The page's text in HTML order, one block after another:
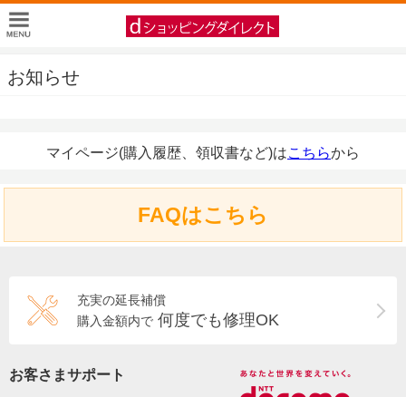
お知らせ
マイページ(購入履歴、領収書など)はこちらから
FAQはこちら
充実の延長補償
購入金額内で 何度でも修理OK
お客さまサポート